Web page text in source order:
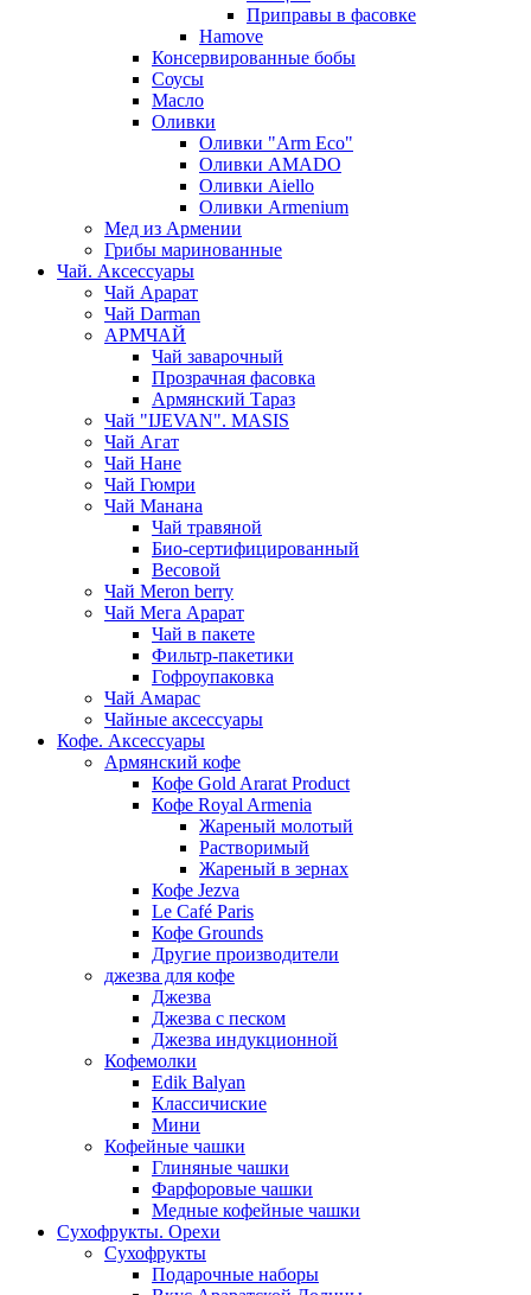
Приправы в фасовке
Hamove
Консервированные бобы
Соусы
Масло
Оливки
Оливки "Arm Eco"
Оливки AMADO
Оливки Aiello
Оливки Armenium
Мед из Армении
Грибы маринованные
Чай. Аксессуары
Чай Арарат
Чай Darman
АРМЧАЙ
Чай заварочный
Прозрачная фасовка
Армянский Тараз
Чай "IJEVAN". MASIS
Чай Агат
Чай Нане
Чай Гюмри
Чай Манана
Чай травяной
Био-сертифицированный
Весовой
Чай Meron berry
Чай Мега Арарат
Чай в пакете
Фильтр-пакетики
Гофроупаковка
Чай Амарас
Чайные аксессуары
Кофе. Аксессуары
Армянский кофе
Кофе Gold Ararat Product
Кофе Royal Armenia
Жареный молотый
Растворимый
Жареный в зернах
Кофе Jezva
Le Café Paris
Кофе Grounds
Другие производители
джезва для кофе
Джезва
Джезва с песком
Джезва индукционной
Кофемолки
Edik Balyan
Классичиские
Мини
Кофейные чашки
Глиняные чашки
Фарфоровые чашки
Медные кофейные чашки
Сухофрукты. Орехи
Сухофрукты
Подарочные наборы